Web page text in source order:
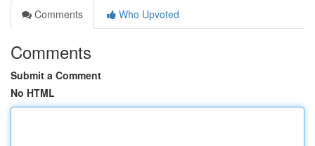
Comments
Who Upvoted
Comments
Submit a Comment
No HTML